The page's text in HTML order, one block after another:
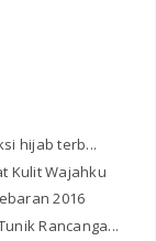
hijab terb...
Kulit Wajahku
2016
Rancanga...